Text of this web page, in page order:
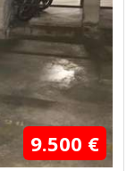
9.500 €